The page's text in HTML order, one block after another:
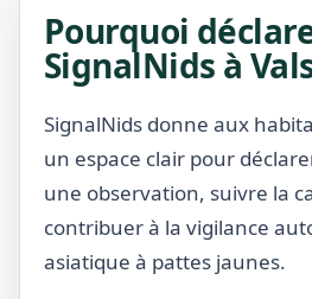
Pourquoi
SignalNids à
SignalNids donne aux
un espace clair pour
une observation, suivre la
contribuer à la vigilance
asiatique à pattes jaunes.